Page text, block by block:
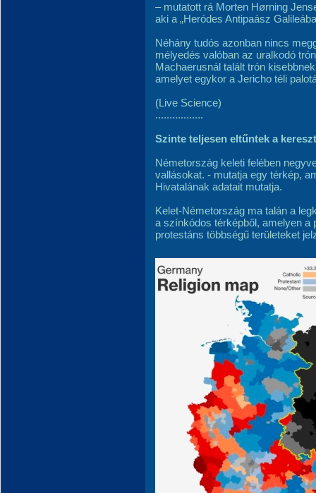
– mutatott rá Morten Hørning
aki a „Heródes Antipaász
Néhány tudós azonban nincs
mélyedés valóban az uralkodó
Machaerusnál talált trón
amelyet egykor a Jericho téli
(Live Science)
.................
Szinte teljesen eltűntek a
Németország keleti felében
vallásokat. - mutatja egy térkép,
Hivatalának adatait mutatja.
Kelet-Németország ma talán a
a színkódos térképből, amelyen
protestáns többségű területeket